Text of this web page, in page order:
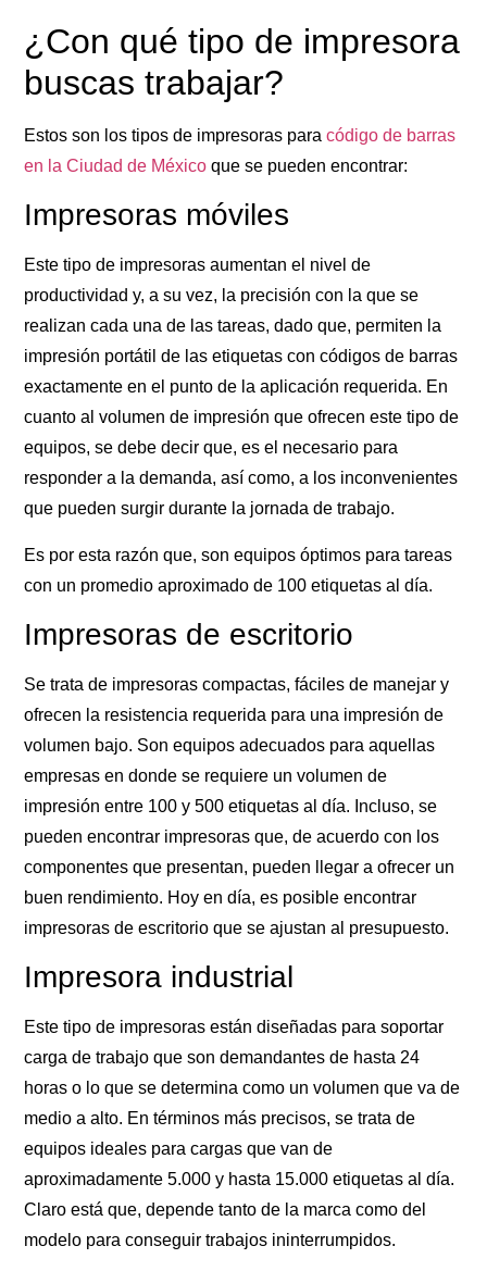
¿Con qué tipo de impresora
buscas trabajar?
Estos son los tipos de impresoras paracódigo de barras
en la Ciudad de México que se pueden encontrar:
Impresoras móviles
Este tipo de impresoras aumentan el nivel de
productividad y, a su vez, la precisión con la que se
realizan cada una de las tareas, dado que, permiten la
impresión portátil de las etiquetas con códigos de barras
exactamente en el punto de la aplicación requerida. En
cuanto al volumen de impresión que ofrecen este tipo de
equipos, se debe decir que, es el necesario para
responder a la demanda, así como, a los inconvenientes
que pueden surgir durante la jornada de trabajo.
Es por esta razón que, son equipos óptimos para tareas
con un promedio aproximado de 100 etiquetas al día.
Impresoras de escritorio
Se trata de impresoras compactas, fáciles de manejar y
ofrecen la resistencia requerida para una impresión de
volumen bajo. Son equipos adecuados para aquellas
empresas en donde se requiere un volumen de
impresión entre 100 y 500 etiquetas al día. Incluso, se
pueden encontrar impresoras que, de acuerdo con los
componentes que presentan, pueden llegar a ofrecer un
buen rendimiento. Hoy en día, es posible encontrar
impresoras de escritorio que se ajustan al presupuesto.
Impresora industrial
Este tipo de impresoras están diseñadas para soportar
carga de trabajo que son demandantes de hasta 24
horas o lo que se determina como un volumen que va de
medio a alto. En términos más precisos, se trata de
equipos ideales para cargas que van de
aproximadamente 5.000 y hasta 15.000 etiquetas al día.
Claro está que, depende tanto de la marca como del
modelo para conseguir trabajos ininterrumpidos.